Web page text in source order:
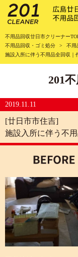
不用品回収廿日市クリーナー
不用品回収・ゴミ処分
不用
施設入所に伴う不用品全回収｜
201
2019.11.11
[廿日市市住吉]
施設入所に伴う不用